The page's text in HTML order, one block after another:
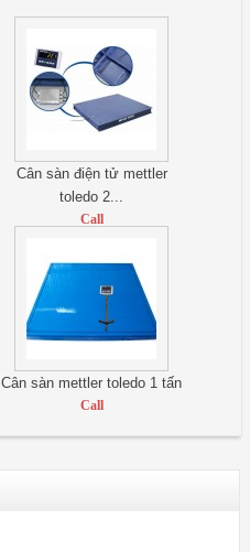
Cân sàn điện tử mettler
toledo 2...
Call
Cân sàn mettler toledo 1 tấn
Call